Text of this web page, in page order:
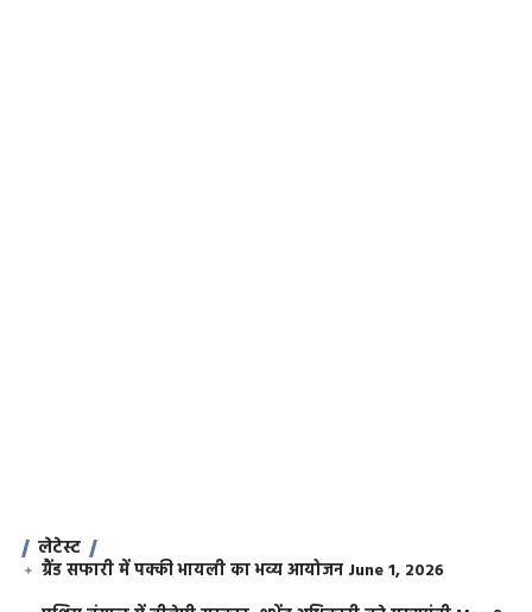
लेटेस्ट
ग्रैंड सफारी में पक्की भायली का भव्य आयोजन June 1, 2026